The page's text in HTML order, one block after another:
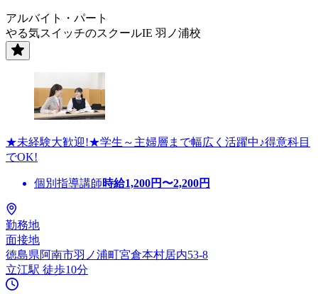
アルバイト・パート
やる気スイッチのスクールIE 羽ノ浦校
★未経験大歓迎!★学生～主婦層まで幅広く活躍中♪得意科目
でOK!
個別指導講師時給1,200円〜2,200円
勤務地
面接地
徳島県阿南市羽ノ浦町宮倉本村居内53-8
立江駅 徒歩10分